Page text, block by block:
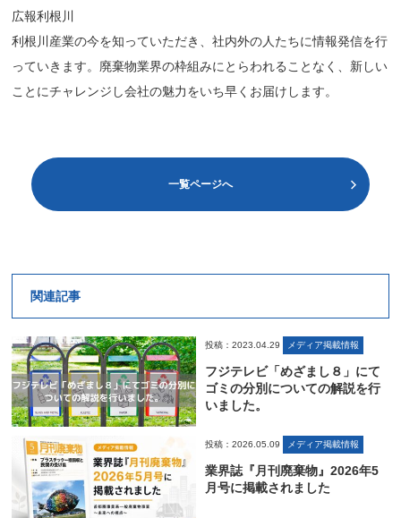
広報利根川
利根川産業の今を知っていただき、社内外の人たちに情報発信を行
っていきます。廃棄物業界の枠組みにとらわれることなく、新しい
ことにチャレンジし会社の魅力をいち早くお届けします。
一覧ページへ
関連記事
投稿：2023.04.29 メディア掲載情報
フジテレビ「めざまし８」にて
ゴミの分別についての解説を行
いました。
投稿：2026.05.09 メディア掲載情報
業界誌『月刊廃棄物』2026年5
月号に掲載されました